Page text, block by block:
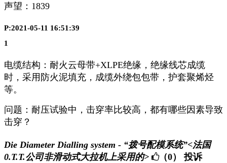
声望： 1839
P:2021-05-11 16:51:39
1
电缆结构：耐火云母带+XLPE绝缘，绝缘线芯成缆
时，采用防火泥填充，成缆外绕包包带，护套聚烯烃
等。
问题：耐压试验中，击穿率比较高，都有哪些因素导致
击穿？
Die Diameter Dialling system - “拨号配模系统”<法国
0.T.T.公司非滑动式大拉机上采用的>
（0） 投诉